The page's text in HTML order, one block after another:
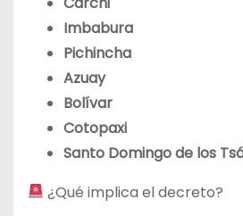
Imbabura
Pichincha
Azuay
Bolívar
Cotopaxi
Santo Domingo de los
¿Qué implica el decreto?